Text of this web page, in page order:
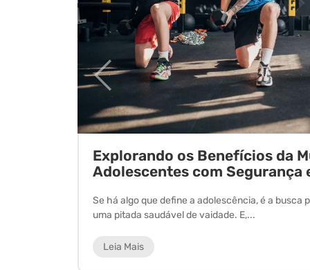
Explorando os Benefícios da
Adolescentes com Segurança
Se há algo que define a adolescência, é a busca
uma pitada saudável de vaidade. E,...
Leia Mais